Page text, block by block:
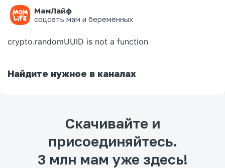
МамЛайф
соцсеть мам и беременных
Ошибка на странице
crypto.randomUUID is not a function
Найдите нужное в каналах
Скачивайте и
присоединяйтесь.
3 млн мам уже здесь!